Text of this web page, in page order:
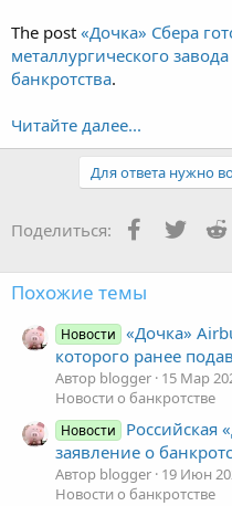
The post «Дочка» Сбера
металлургического завода
банкротства.
Читайте далее...
Для ответа нужно
Поделиться: Facebook
Twitter
Похожие темы
Новости
«Дочка»
которого ранее
Автор blogger 15 Мар
Новости о банкротстве
Новости
Российская
заявление о
Автор blogger 19 Июн
Новости о банкротстве